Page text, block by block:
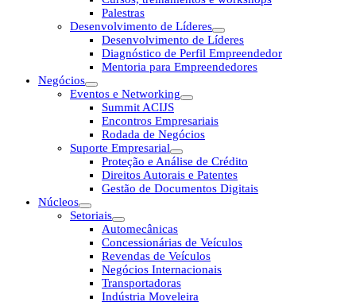
Palestras
Desenvolvimento de Líderes
Desenvolvimento de Líderes
Diagnóstico de Perfil Empreendedor
Mentoria para Empreendedores
Negócios
Eventos e Networking
Summit ACIJS
Encontros Empresariais
Rodada de Negócios
Suporte Empresarial
Proteção e Análise de Crédito
Direitos Autorais e Patentes
Gestão de Documentos Digitais
Núcleos
Setoriais
Automecânicas
Concessionárias de Veículos
Revendas de Veículos
Negócios Internacionais
Transportadoras
Indústria Moveleira